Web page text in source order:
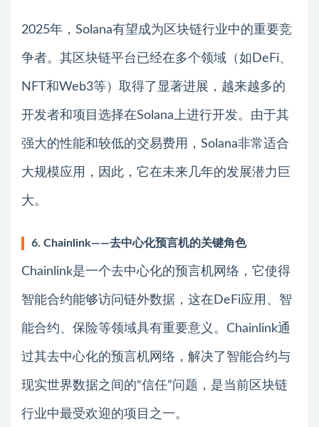
2025年，Solana有望成为区块链行业中的重要竞
争者。其区块链平台已经在多个领域（如DeFi、
NFT和Web3等）取得了显著进展，越来越多的
开发者和项目选择在Solana上进行开发。由于其
强大的性能和较低的交易费用，Solana非常适合
大规模应用，因此，它在未来几年的发展潜力巨
大。
6. Chainlink——去中心化预言机的关键角色
Chainlink是一个去中心化的预言机网络，它使得
智能合约能够访问链外数据，这在DeFi应用、智
能合约、保险等领域具有重要意义。Chainlink通
过其去中心化的预言机网络，解决了智能合约与
现实世界数据之间的“信任”问题，是当前区块链
行业中最受欢迎的项目之一。